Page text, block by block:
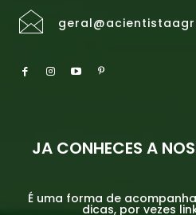
JA CONHECES A
É uma forma de
dicas, por vezes